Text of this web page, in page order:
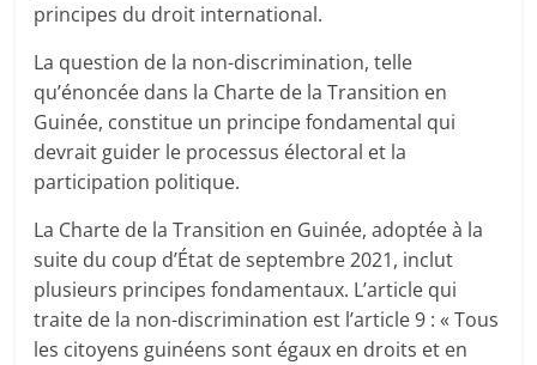
principes du droit international.
La question de la non-discrimination, telle
qu’énoncée dans la Charte de la Transition en
Guinée, constitue un principe fondamental qui
devrait guider le processus électoral et la
participation politique.
La Charte de la Transition en Guinée, adoptée à la
suite du coup d’État de septembre 2021, inclut
plusieurs principes fondamentaux. L’article qui
traite de la non-discrimination est l’article 9 : « Tous
les citoyens guinéens sont égaux en droits et en